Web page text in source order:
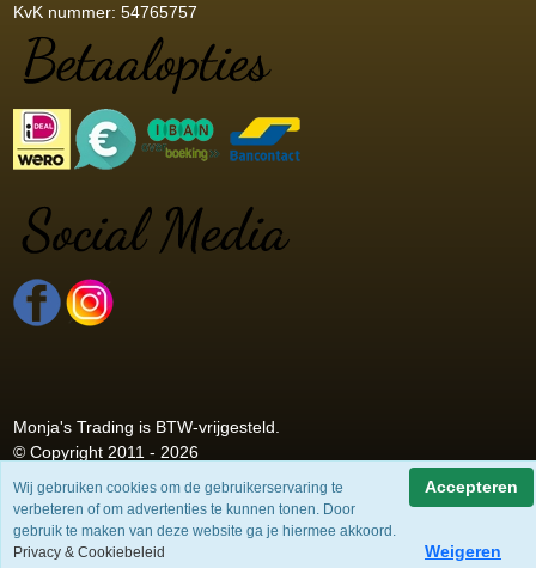
KvK nummer: 54765757
Monja's Trading is BTW-vrijgesteld.
© Copyright 2011 - 2026
Wij gebruiken cookies om de gebruikerservaring te
verbeteren of om advertenties te kunnen tonen. Door
gebruik te maken van deze website ga je hiermee akkoord.
Privacy & Cookiebeleid
Accepteren
Weigeren